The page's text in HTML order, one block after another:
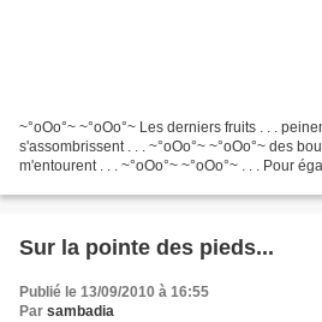
~°oOo°~ ~°oOo°~ Les derniers fruits . . .
s'assombrissent . . . ~°oOo°~ ~°oOo°~ des
m'entourent . . . ~°oOo°~ ~°oOo°~ . . . Pour
Sur la pointe des pieds...
Publié le 13/09/2010 à 16:55
Par sambadia